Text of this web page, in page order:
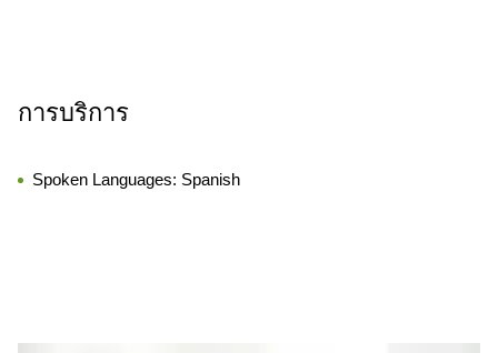
การบริการ
Spoken Languages: Spanish